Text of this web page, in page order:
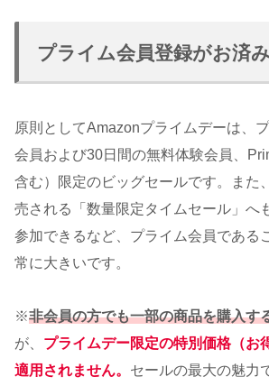
プライム会員登録がお済
原則としてAmazonプライムデーは、
会員および30日間の無料体験会員、
含む）限定のビッグセールです。また
売される「数量限定タイムセール」へ
参加できるなど、プライム会員である
常に大きいです。
※非会員の方でも一部の商品を購入す
が、 プライムデー限定の特別価格（お
適用されません。 セールの最大の魅力